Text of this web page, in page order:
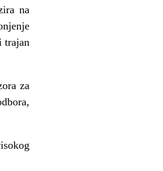
na
trajan
za